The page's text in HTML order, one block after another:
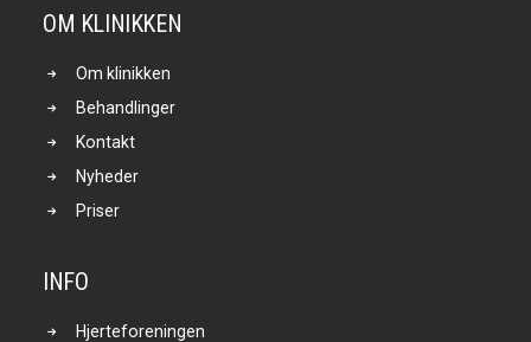
OM KLINIKKEN
Om klinikken
Behandlinger
Kontakt
Nyheder
Priser
INFO
Hjerteforeningen